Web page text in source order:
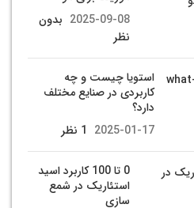
2025-09-08 بدون
نظر
استویا چیست و چه
کاربردی در صنایع مختلف
دارد؟
2025-01-17 1 نظر
0 تا 100 کاربرد اسید
استئاریک در شمع
سازی